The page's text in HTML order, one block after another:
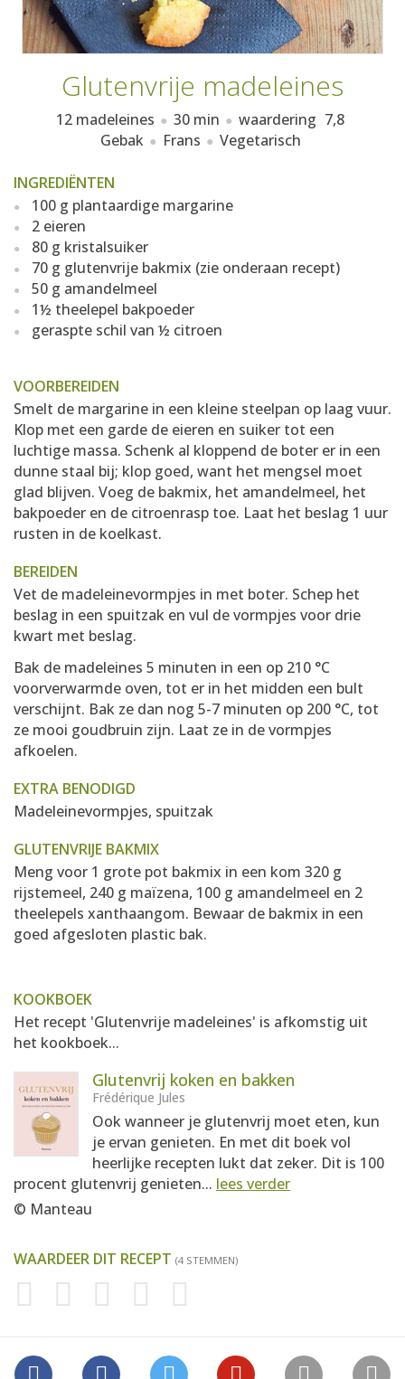
Glutenvrije madeleines
12 madeleines 30 min waardering 7,8
Gebak
Frans Vegetarisch
INGREDIËNTEN
100 g plantaardige margarine
2 eieren
80 g kristalsuiker
70 g glutenvrije bakmix (zie onderaan recept)
50 g amandelmeel
1½ theelepel bakpoeder
geraspte schil van ½ citroen
VOORBEREIDEN
Smelt de margarine in een kleine steelpan op laag vuur.
Klop met een garde de eieren en suiker tot een
luchtige massa. Schenk al kloppend de boter er in een
dunne staal bij; klop goed, want het mengsel moet
glad blijven. Voeg de bakmix, het amandelmeel, het
bakpoeder en de citroenrasp toe. Laat het beslag 1 uur
rusten in de koelkast.
BEREIDEN
Vet de madeleinevormpjes in met boter. Schep het
beslag in een spuitzak en vul de vormpjes voor drie
kwart met beslag.
Bak de madeleines 5 minuten in een op 210 °C
voorverwarmde oven, tot er in het midden een bult
verschijnt. Bak ze dan nog 5-7 minuten op 200 °C, tot
ze mooi goudbruin zijn. Laat ze in de vormpjes
afkoelen.
EXTRA BENODIGD
Madeleinevormpjes, spuitzak
GLUTENVRIJE BAKMIX
Meng voor 1 grote pot bakmix in een kom 320 g
rijstemeel, 240 g maïzena, 100 g amandelmeel en 2
theelepels xanthaangom. Bewaar de bakmix in een
goed afgesloten plastic bak.
KOOKBOEK
Het recept 'Glutenvrije madeleines' is afkomstig uit
het kookboek...
Glutenvrij koken en bakken
Frédérique Jules
Ook wanneer je glutenvrij moet eten, kun
je ervan genieten. En met dit boek vol
heerlijke recepten lukt dat zeker. Dit is 100
procent glutenvrij genieten... lees verder
© Manteau
WAARDEER DIT RECEPT (4 STEMMEN)